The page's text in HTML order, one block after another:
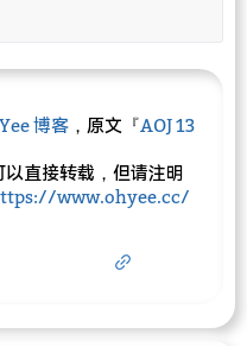
博客 ，原文『AOJ 13
直接转载，但请注明
www.ohyee.cc/